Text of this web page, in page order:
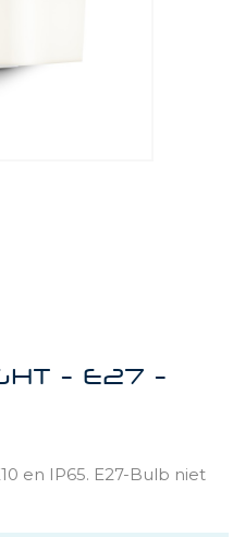
- E27 -
en IP65. E27-Bulb niet